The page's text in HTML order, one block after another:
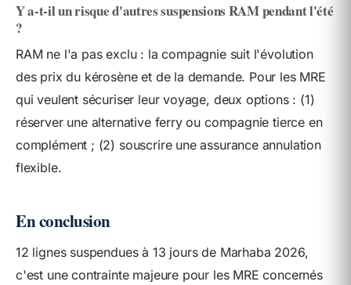
Y a-t-il un risque d'autres suspensions RAM pendant l'été
?
RAM ne l'a pas exclu : la compagnie suit l'évolution
des prix du kérosène et de la demande. Pour les MRE
qui veulent sécuriser leur voyage, deux options : (1)
réserver une alternative ferry ou compagnie tierce en
complément ; (2) souscrire une assurance annulation
flexible.
En conclusion
12 lignes suspendues à 13 jours de Marhaba 2026,
c'est une contrainte majeure pour les MRE concernés